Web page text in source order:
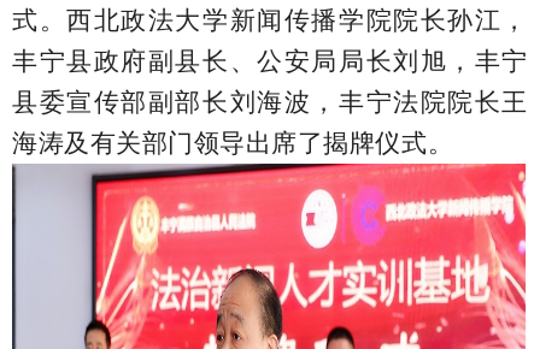
式。西北政法大学新闻传播学院院长孙江，
丰宁县政府副县长、公安局局长刘旭，丰宁
县委宣传部副部长刘海波，丰宁法院院长王
海涛及有关部门领导出席了揭牌仪式。